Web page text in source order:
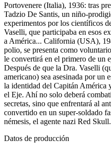
Portovenere (Italia), 1936: tras
Tadzio De Santis, un niño-
experimentos por los científicos
Vaselli, que participaba en esos
a América... California (USA),
polio, se presenta como
le convertirá en el primero de un
Después de que la Dra. Vaselli
americano) sea asesinada por un
la identidad del Capitán América
el Eje. Ahí no solo deberá
secretas, sino que enfrentará al
convertido en un super-soldado
némesis, el agente nazi Red Skull.
Datos de producción